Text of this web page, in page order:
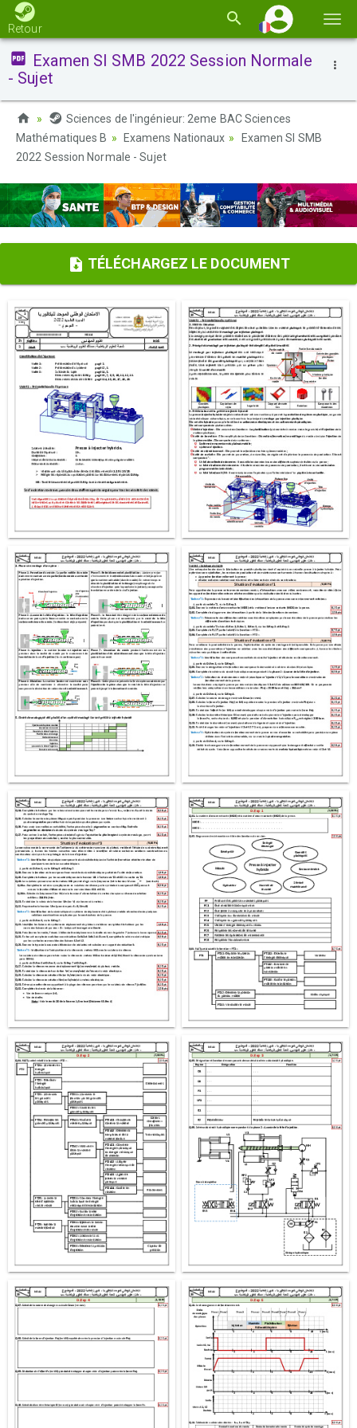
la
Retour
Examen SI SMB 2022 Session Normale
- Sujet
Sciences de l'ingénieur: 2eme BAC Sciences
Mathématiques B
Examens Nationaux
Examen SI SMB
2022 Session Normale - Sujet
TÉLÉCHARGEZ LE DOCUMENT